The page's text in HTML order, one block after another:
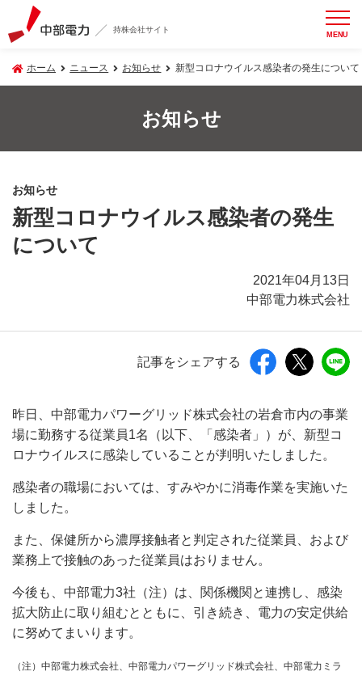
持株会社サイト MENU
ホーム ニュース お知らせ 新型コロナウイルス感染者の発生について
お知らせ
お知らせ
新型コロナウイルス感染者の発生
について
2021年04月13日
中部電力株式会社
記事をシェアする
昨日、中部電力パワーグリッド株式会社の岩倉市内の事業
場に勤務する従業員1名（以下、「感染者」）が、新型コ
ロナウイルスに感染していることが判明いたしました。
感染者の職場においては、すみやかに消毒作業を実施いた
しました。
また、保健所から濃厚接触者と判定された従業員、および
業務上で接触のあった従業員はおりません。
今後も、中部電力3社（注）は、関係機関と連携し、感染
拡大防止に取り組むとともに、引き続き、電力の安定供給
に努めてまいります。
（注）中部電力株式会社、中部電力パワーグリッド株式会社、中部電力ミラ